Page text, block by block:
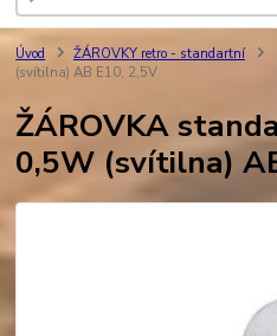
Úvod ŽÁROVKY retro - standartní
(svítilna) AB E10; 2,5V
ŽÁROVKA
0,5W (svítilna)